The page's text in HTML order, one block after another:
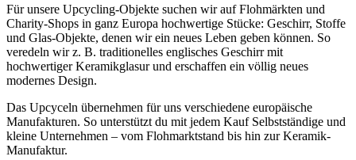
Für unsere Upcycling-Objekte suchen wir auf Flohmärkten und
Charity-Shops in ganz Europa hochwertige Stücke: Geschirr, Stoffe
und Glas-Objekte, denen wir ein neues Leben geben können. So
veredeln wir z. B. traditionelles englisches Geschirr mit
hochwertiger Keramikglasur und erschaffen ein völlig neues
modernes Design.
Das Upcyceln übernehmen für uns verschiedene europäische
Manufakturen. So unterstützt du mit jedem Kauf Selbstständige und
kleine Unternehmen – vom Flohmarktstand bis hin zur Keramik-
Manufaktur.